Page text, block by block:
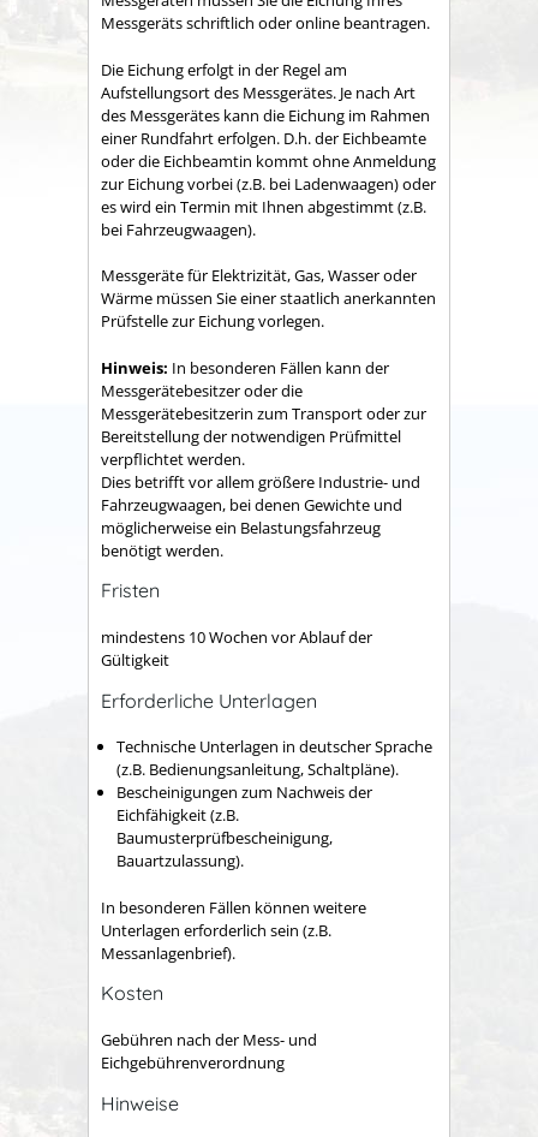
Messgeräts schriftlich oder online beantragen.
Die Eichung erfolgt in der Regel am
Aufstellungsort des Messgerätes. Je nach Art
des Messgerätes kann die Eichung im Rahmen
einer Rundfahrt erfolgen. D.h. der Eichbeamte
oder die Eichbeamtin kommt ohne Anmeldung
zur Eichung vorbei (z.B. bei Ladenwaagen) oder
es wird ein Termin mit Ihnen abgestimmt (z.B.
bei Fahrzeugwaagen).
Messgeräte für Elektrizität, Gas, Wasser oder
Wärme müssen Sie einer staatlich anerkannten
Prüfstelle zur Eichung vorlegen.
Hinweis: In besonderen Fällen kann der
Messgerätebesitzer oder die
Messgerätebesitzerin zum Transport oder zur
Bereitstellung der notwendigen Prüfmittel
verpflichtet werden.
Dies betrifft vor allem größere Industrie- und
Fahrzeugwaagen, bei denen Gewichte und
möglicherweise ein Belastungsfahrzeug
benötigt werden.
Fristen
mindestens 10 Wochen vor Ablauf der
Gültigkeit
Erforderliche Unterlagen
Technische Unterlagen in deutscher Sprache
(z.B. Bedienungsanleitung, Schaltpläne).
Bescheinigungen zum Nachweis der
Eichfähigkeit (z.B.
Baumusterprüfbescheinigung,
Bauartzulassung).
In besonderen Fällen können weitere
Unterlagen erforderlich sein (z.B.
Messanlagenbrief).
Kosten
Gebühren nach der Mess- und
Eichgebührenverordnung
Hinweise